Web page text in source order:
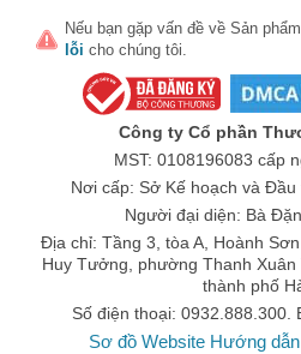
Nếu bạn gặp vấn đề về Sản phẩm
lỗi cho chúng tôi.
Công ty Cổ phần
MST: 0108196083 cấp
Nơi cấp: Sở Kế hoạch và Đầu
Người đại diện: Bà
Địa chỉ: Tầng 3, tòa A, Hoành
Huy Tưởng, phường Thanh Xuân
thành phố
Số điện thoại: 0932.888.300.
Sơ đồ Website Hướng